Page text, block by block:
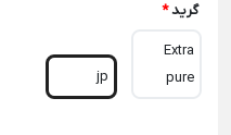
گرید*
Extra
pure
jp